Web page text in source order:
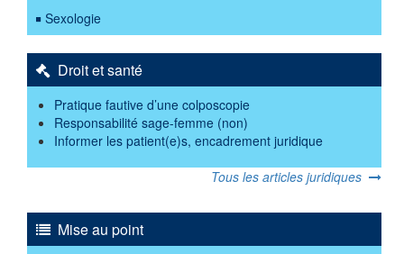
Sexologie
Droit et santé
Pratique fautive d’une colposcopie
Responsabilité sage-femme (non)
Informer les patient(e)s, encadrement juridique
Tous les articles juridiques
Mise au point